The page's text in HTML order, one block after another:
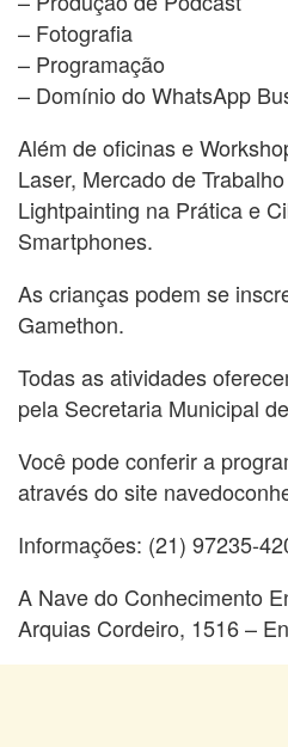
– Fotografia
– Programação
– Domínio do WhatsApp
Além de oficinas e
Laser, Mercado de
Lightpainting na Prática e
Smartphones.
As crianças podem se
Gamethon.
Todas as atividades
pela Secretaria Municipal
Você pode conferir a
através do site
Informações: (21) 97235-
A Nave do Conhecimento
Arquias Cordeiro, 1516 –